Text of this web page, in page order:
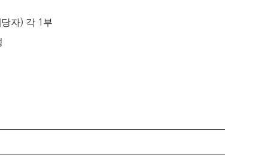
자) 각 1 부